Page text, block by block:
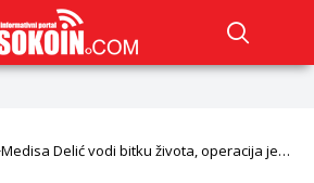
Medisa Delić vodi bitku života, operacija je